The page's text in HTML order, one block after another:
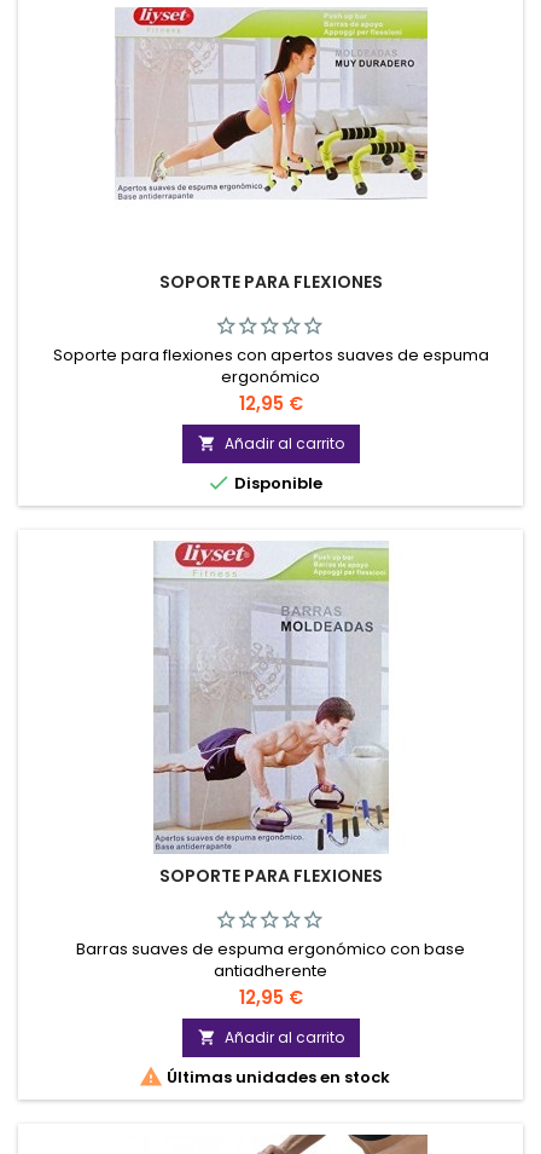
SOPORTE PARA FLEXIONES
Soporte para flexiones con apertos suaves de espuma
ergonómico
Precio
12,95 €
 Añadir al carrito
 Disponible
SOPORTE PARA FLEXIONES
Barras suaves de espuma ergonómico con base
antiadherente
Precio
12,95 €
 Añadir al carrito
 Últimas unidades en stock